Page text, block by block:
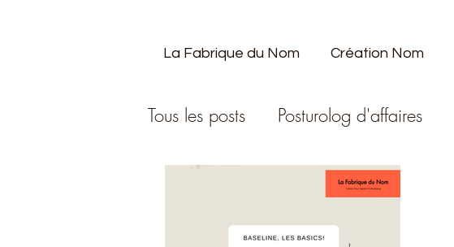
La Fabrique du Nom Création Nom
Tous les posts Posturolog d'affaires